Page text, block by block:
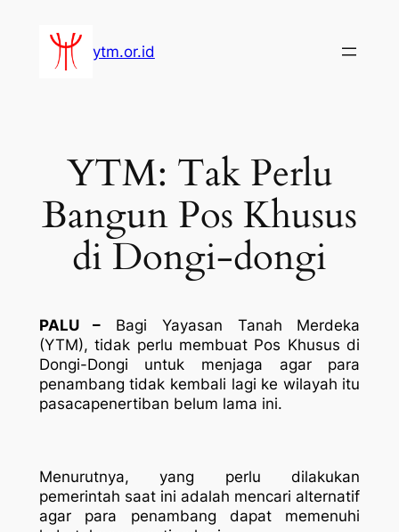
konten
ytm.or.id
YTM: Tak Perlu
Bangun Pos Khusus
di Dongi-dongi
PALU –
Bagi Yayasan Tanah Merdeka
(YTM), tidak perlu membuat Pos Khusus di
Dongi-Dongi untuk menjaga agar para
penambang tidak kembali lagi ke wilayah itu
pasacapenertiban belum lama ini.
Menurutnya, yang perlu dilakukan
pemerintah saat ini adalah mencari alternatif
agar para penambang dapat memenuhi